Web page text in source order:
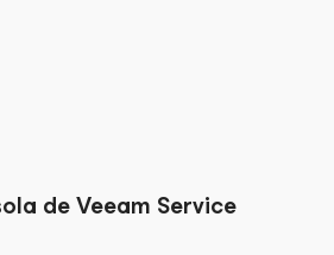
de Veeam Service